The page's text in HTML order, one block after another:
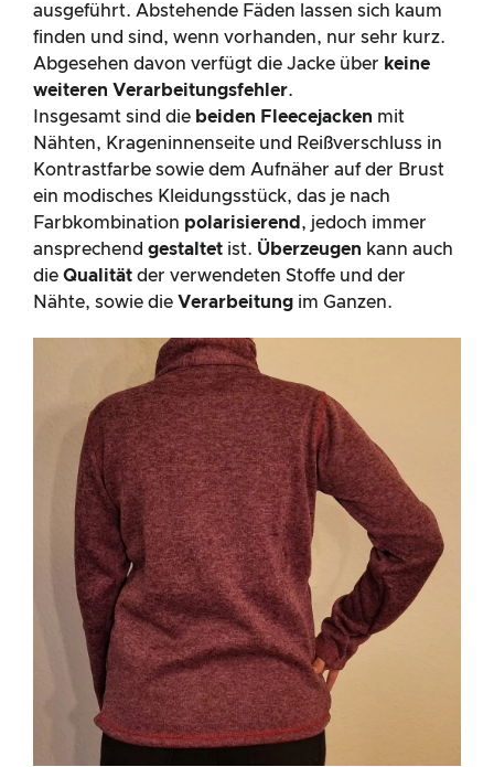
ausgeführt. Abstehende Fäden lassen sich kaum
finden und sind, wenn vorhanden, nur sehr kurz.
Abgesehen davon verfügt die Jacke über keine
weiteren Verarbeitungsfehler.
Insgesamt sind die beiden Fleecejacken mit
Nähten, Krageninnenseite und Reißverschluss in
Kontrastfarbe sowie dem Aufnäher auf der Brust
ein modisches Kleidungsstück, das je nach
Farbkombination polarisierend , jedoch immer
ansprechend gestaltet ist. Überzeugen kann auch
die Qualität der verwendeten Stoffe und der
Nähte, sowie die Verarbeitung im Ganzen.